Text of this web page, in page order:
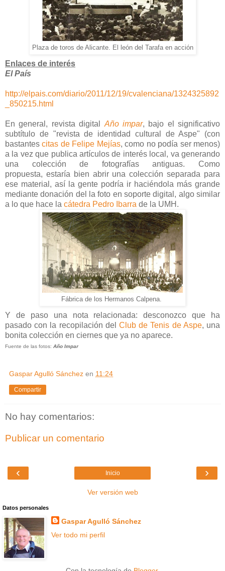
Plaza de toros de Alicante. El león del Tarafa en acción
Enlaces de interés
El País
http://elpais.com/diario/2011/12/19/cvalenciana/1324325892
_850215.html
En general, revista digital Año impar, bajo el significativo
subtítulo de "revista de identidad cultural de Aspe" (con
bastantescitas de Felipe Mejías, como no podía ser menos)
a la vez que publica artículos de interés local, va generando
una colección de fotografías antiguas. Como
propuesta, estaría bien abrir una colección separada para
ese material, así la gente podría ir haciéndola más grande
mediante donación del la foto en soporte digital, algo similar
a lo que hace la cátedra Pedro Ibarra de la UMH.
Fábrica de los Hermanos Calpena.
Y de paso una nota relacionada: desconozco que ha
pasado con la recopilación del Club de Tenis de Aspe, una
bonita colección en ciernes que ya no aparece.
Fuente de las fotos: Año Impar
Gaspar Agulló Sánchez en 11:24
Compartir
No hay comentarios:
Publicar un comentario
‹ ›
Inicio
Ver versión web
Datos personales
Gaspar Agulló Sánchez
Ver todo mi perfil